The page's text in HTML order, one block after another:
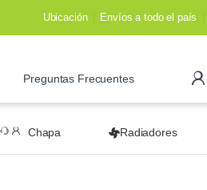
Ubicación Envíos a todo el país
Preguntas Frecuentes
Chapa Radiadores